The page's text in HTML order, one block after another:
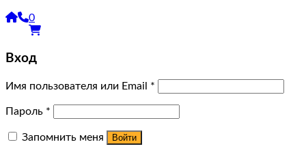
0
Вход
Имя пользователя или Email *
Пароль *
Запомнить меня Войти